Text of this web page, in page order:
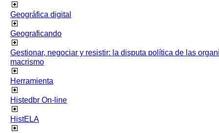
Geográfica digital
Geograficando
Gestionar, negociar y resistir: la disputa política de las
macrismo
Herramienta
Histedbr On-line
HistELA